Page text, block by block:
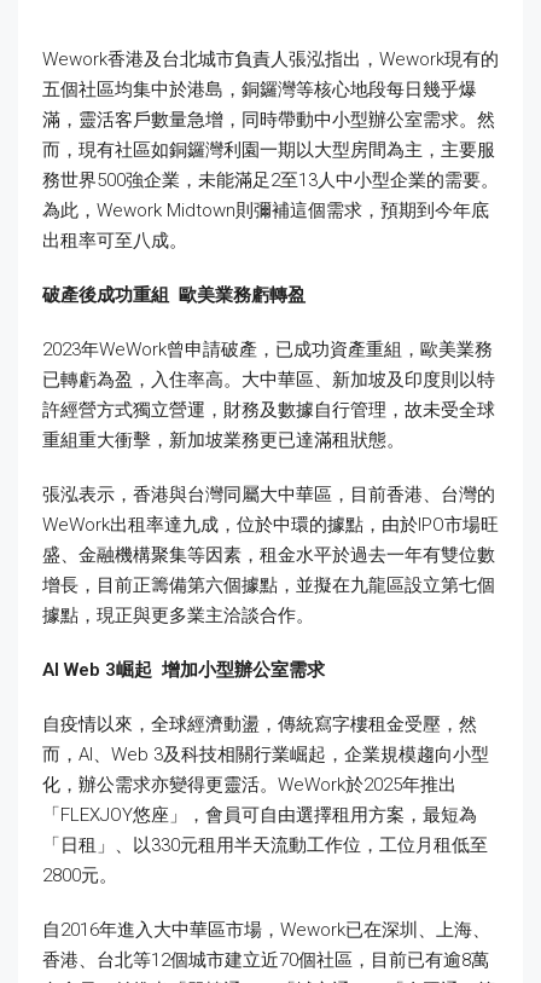
Wework香港及台北城市負責人張泓指出，Wework現有的
五個社區均集中於港島，銅鑼灣等核心地段每日幾乎爆
滿，靈活客戶數量急增，同時帶動中小型辦公室需求。然
而，現有社區如銅鑼灣利園一期以大型房間為主，主要服
務世界500強企業，未能滿足2至13人中小型企業的需要。
為此，Wework Midtown則彌補這個需求，預期到今年底
出租率可至八成。
破產後成功重組 歐美業務虧轉盈
2023年WeWork曾申請破產，已成功資產重組，歐美業務
已轉虧為盈，入住率高。大中華區、新加坡及印度則以特
許經營方式獨立營運，財務及數據自行管理，故未受全球
重組重大衝擊，新加坡業務更已達滿租狀態。
張泓表示，香港與台灣同屬大中華區，目前香港、台灣的
WeWork出租率達九成，位於中環的據點，由於IPO市場旺
盛、金融機構聚集等因素，租金水平於過去一年有雙位數
增長，目前正籌備第六個據點，並擬在九龍區設立第七個
據點，現正與更多業主洽談合作。
AI Web 3崛起增加小型辦公室需求
自疫情以來，全球經濟動盪，傳統寫字樓租金受壓，然
而，AI、Web 3及科技相關行業崛起，企業規模趨向小型
化，辦公需求亦變得更靈活。WeWork於2025年推出
「FLEXJOY悠座」，會員可自由選擇租用方案，最短為
「日租」、以330元租用半天流動工作位，工位月租低至
2800元。
自2016年進入大中華區市場，Wework已在深圳、上海、
香港、台北等12個城市建立近70個社區，目前已有逾8萬